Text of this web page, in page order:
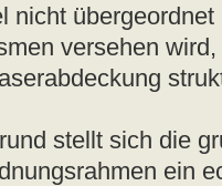
nicht
versehen
stellt sich die
ein